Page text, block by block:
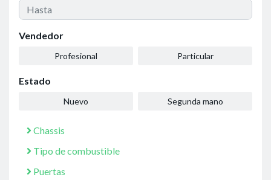
Vendedor
Profesional Particular
Estado
Nuevo Segunda mano
Chassis
Tipo de combustible
Puertas